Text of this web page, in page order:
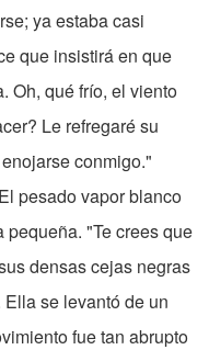
ya estaba casi
que insistirá en que
Oh, qué frío, el viento
Le refregaré su
conmigo."
pesado vapor blanco
"Te crees que
densas cejas negras
se levantó de un
fue tan abrupto